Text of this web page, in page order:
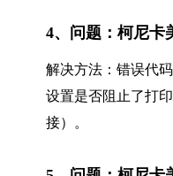
4、问题：柯尼卡
解决方法：错误代
设置是否阻止了打
接）。